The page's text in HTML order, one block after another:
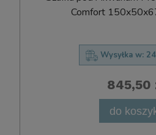
Comfort
Wysyłka w:
845,50
do